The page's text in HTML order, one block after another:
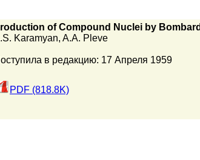
of Compound Nuclei by
Karamyan, A.A. Pleve
в редакцию: 17 Апреля 1959
PDF (818.8K)